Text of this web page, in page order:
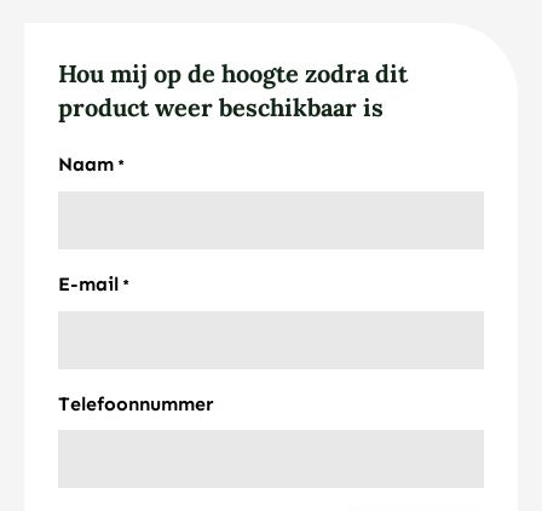
Hou mij op de hoogte zodra dit
product weer beschikbaar is
Naam *
E-mail *
Telefoonnummer